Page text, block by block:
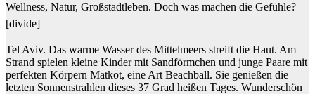
Wellness, Natur, Großstadtleben. Doch was machen die Gefühle?
[divide]
Tel Aviv. Das warme Wasser des Mittelmeers streift die Haut. Am
Strand spielen kleine Kinder mit Sandförmchen und junge Paare mit
perfekten Körpern Matkot, eine Art Beachball. Sie genießen die
letzten Sonnenstrahlen dieses 37 Grad heißen Tages. Wunderschön